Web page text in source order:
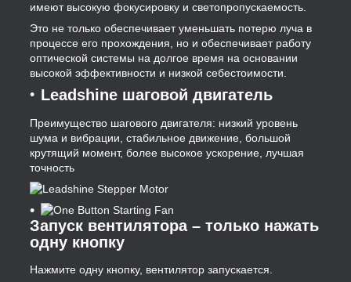
имеют высокую фокусировку и светопропускаемость.
Это не только обеспечивает уменьшать потерю луча в
процессе его прохождения, но и обеспечивает работу
оптической системы на долгое время на основании
высокой эффективности и низкой себестоимости.
Leadshine шаговой двигатель
Преимущество шагового двигателя: низкий уровень
шума и вибрации, стабильное движение, большой
крутящий момент, более высокое ускорение, лучшая
точность
Запуск вентилятора – только нажать
одну кнопку
Нажмите одну кнопку, вентилятор запускается.